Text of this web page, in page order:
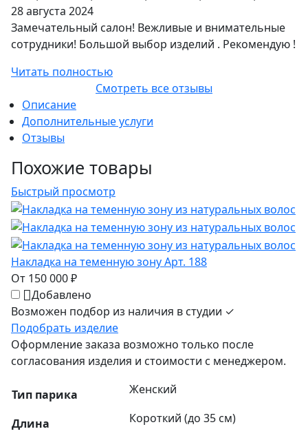
28 августа 2024
Замечательный салон! Вежливые и внимательные
сотрудники! Большой выбор изделий . Рекомендую !
Читать полностью
Смотреть все отзывы
Описание
Дополнительные услуги
Отзывы
Похожие товары
Быстрый просмотр
Накладка на теменную зону Арт. 188
От 150 000 ₽
Добавлено
Возможен подбор из наличия в студии ✓
Подобрать изделие
Оформление заказа возможно только после
согласования изделия и стоимости с менеджером.
Тип парика Женский
Длина Короткий (до 35 см)